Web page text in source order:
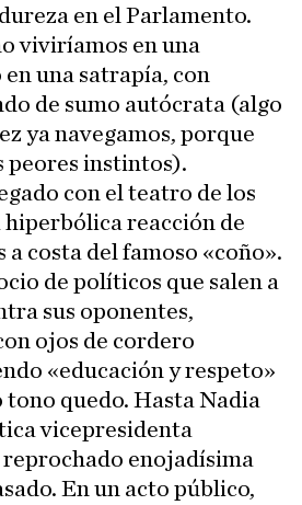
en el Parlamento.
viviríamos en una
una satrapía, con
de sumo autócrata (algo
ya navegamos, porque
peores instintos).
con el teatro de los
hiperbólica reacción de
a costa del famoso «coño».
de políticos que salen a
sus oponentes,
ojos de cordero
«educación y respeto»
tono quedo. Hasta Nadia
vicepresidenta
reprochado enojadísima
En un acto público,